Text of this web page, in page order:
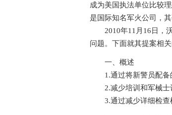
成为美国执法单位比较
是国际知名军火公司，
2010年11月16日，沃
问题。下面就其提案相
一、概述
1.通过将新警员配备的
2.减少培训和军械士
3.通过减少详细检查